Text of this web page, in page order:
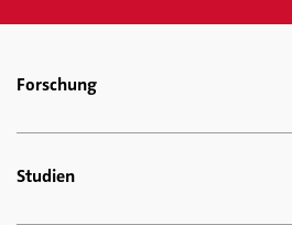
Forschung
Studien